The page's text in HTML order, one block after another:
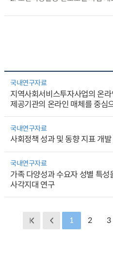
국내연구자료
지역사회서비스투자사업의 온
제공기관의 온라인 매체를 중심
국내연구자료
사회정책 성과 및 동향 지표 개
국내연구자료
가족 다양성과 수요자 성별 특
사각지대 연구
1 2 3